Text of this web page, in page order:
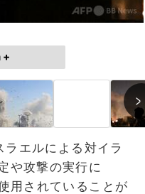
+
ラエルによる対イラ
や攻撃の実行に
用されていることが